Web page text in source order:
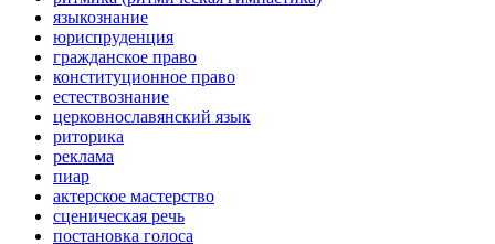
языкознание
юриспруденция
гражданское право
конституционное право
естествознание
церковнославянский язык
риторика
реклама
пиар
актерское мастерство
сценическая речь
постановка голоса